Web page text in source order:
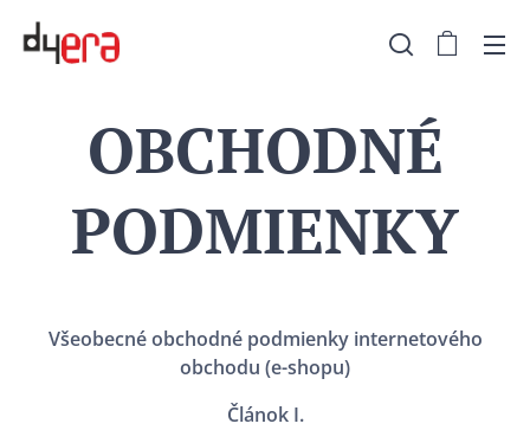
OBCHODNÉ
PODMIENKY
Všeobecné obchodné podmienky internetového
obchodu (e-shopu)
Článok I.